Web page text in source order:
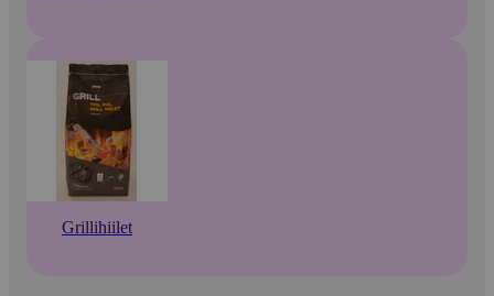
Grillihiilet